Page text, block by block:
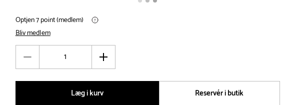
Optjen 7 point (medlem)
Bliv medlem
Øg
Læg i kurv
Reservér i butik